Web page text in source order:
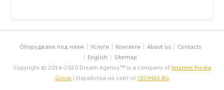
Оборудване под наем Услуги Контакти About us
Contacts
English
Sitemap
Copyright © 2014-2020 Dream Agency™ is a company of Internet Media
Group | Изработка на сайт от SEOMAX.BG